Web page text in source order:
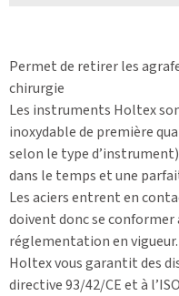
Permet de retirer les
chirurgie
Les instruments Holtex
inoxydable de première
selon le type
dans le temps et une
Les aciers entrent en
doivent donc se
réglementation en vigueur.
Holtex vous garantit des
directive 93/42/CE et à